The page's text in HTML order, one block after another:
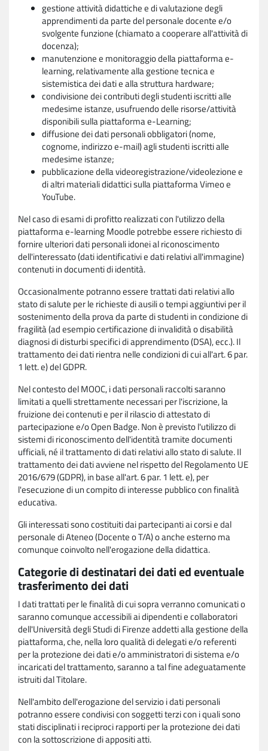
gestione attività didattiche e di valutazione degli
apprendimenti da parte del personale docente e/o
svolgente funzione (chiamato a cooperare all'attività di
docenza);
manutenzione e monitoraggio della piattaforma e-
learning, relativamente alla gestione tecnica e
sistemistica dei dati e alla struttura hardware;
condivisione dei contributi degli studenti iscritti alle
medesime istanze, usufruendo delle risorse/attività
disponibili sulla piattaforma e-Learning;
diffusione dei dati personali obbligatori (nome,
cognome, indirizzo e-mail) agli studenti iscritti alle
medesime istanze;
pubblicazione della videoregistrazione/videolezione e
di altri materiali didattici sulla piattaforma Vimeo e
YouTube.
Nel caso di esami di profitto realizzati con l'utilizzo della
piattaforma e-learning Moodle potrebbe essere richiesto di
fornire ulteriori dati personali idonei al riconoscimento
dell'interessato (dati identificativi e dati relativi all'immagine)
contenuti in documenti di identità.
Occasionalmente potranno essere trattati dati relativi allo
stato di salute per le richieste di ausili o tempi aggiuntivi per il
sostenimento della prova da parte di studenti in condizione di
fragilità (ad esempio certificazione di invalidità o disabilità
diagnosi di disturbi specifici di apprendimento (DSA), ecc.). Il
trattamento dei dati rientra nelle condizioni di cui all'art. 6 par.
1 lett. e) del GDPR.
Nel contesto del MOOC, i dati personali raccolti saranno
limitati a quelli strettamente necessari per l'iscrizione, la
fruizione dei contenuti e per il rilascio di attestato di
partecipazione e/o Open Badge. Non è previsto l'utilizzo di
sistemi di riconoscimento dell'identità tramite documenti
ufficiali, né il trattamento di dati relativi allo stato di salute. Il
trattamento dei dati avviene nel rispetto del Regolamento UE
2016/679 (GDPR), in base all'art. 6 par. 1 lett. e), per
l'esecuzione di un compito di interesse pubblico con finalità
educativa.
Gli interessati sono costituiti dai partecipanti ai corsi e dal
personale di Ateneo (Docente o T/A) o anche esterno ma
comunque coinvolto nell'erogazione della didattica.
Categorie di destinatari dei dati ed eventuale
trasferimento dei dati
I dati trattati per le finalità di cui sopra verranno comunicati o
saranno comunque accessibili ai dipendenti e collaboratori
dell'Università degli Studi di Firenze addetti alla gestione della
piattaforma, che, nella loro qualità di delegati e/o referenti
per la protezione dei dati e/o amministratori di sistema e/o
incaricati del trattamento, saranno a tal fine adeguatamente
istruiti dal Titolare.
Nell'ambito dell'erogazione del servizio i dati personali
potranno essere condivisi con soggetti terzi con i quali sono
stati disciplinati i reciproci rapporti per la protezione dei dati
con la sottoscrizione di appositi atti.